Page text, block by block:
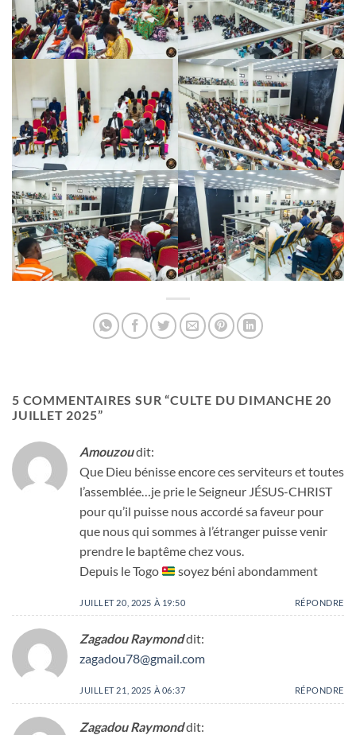
5 COMMENTAIRES SUR “CULTE DU DIMANCHE 20
JUILLET 2025”
Amouzoudit:
Que Dieu bénisse encore ces serviteurs et toutes
l’assemblée…je prie le Seigneur JÉSUS-CHRIST
pour qu’il puisse nous accordé sa faveur pour
que nous qui sommes à l’étranger puisse venir
prendre le baptême chez vous.
Depuis le Togo
soyez béni abondamment
JUILLET 20, 2025 À 19:50 RÉPONDRE
Zagadou Raymonddit:
zagadou78@gmail.com
JUILLET 21, 2025 À 06:37 RÉPONDRE
Zagadou Raymonddit: